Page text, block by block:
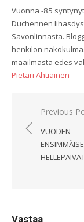
Vuonna -85
Duchennen
Savonlinnasta.
henkilön
maailmasta edes
Pietari Ahtiainen
selaus
Previous
VUODEN
Vastaa